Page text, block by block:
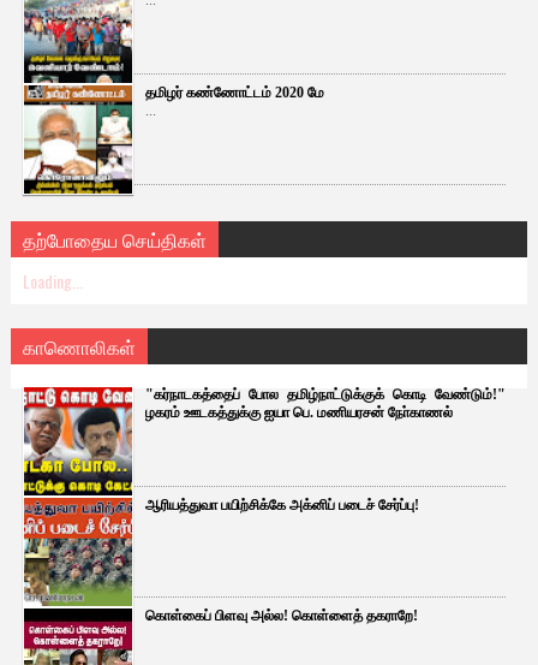
தமிழர் கண்ணோட்டம் 2020 மே
...
தற்போதைய செய்திகள்
Loading...
காணொலிகள்
"கர்நாடகத்தைப் போல தமிழ்நாட்டுக்குக் கொடி வேண்டும்!"
ழகரம் ஊடகத்துக்கு ஐயா பெ. மணியரசன் நோ்காணல்
ஆரியத்துவா பயிற்சிக்கே அக்னிப் படைச் சேர்ப்பு!
கொள்கைப் பிளவு அல்ல! கொள்ளைத் தகராறே!